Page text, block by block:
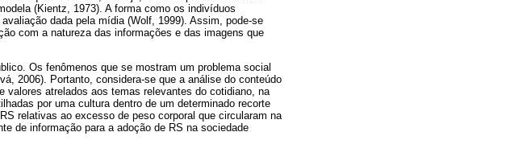
(Kientz, 1973). A forma como os indivíduos
dada pela mídia (Wolf, 1999). Assim, pode-se
com a natureza das informações e das imagens que
Os fenômenos que se mostram um problema social
2006). Portanto, considera-se que a análise do conteúdo
valores atrelados aos temas relevantes do cotidiano, na
por uma cultura dentro de um determinado recorte
relativas ao excesso de peso corporal que circularam na
de informação para a adoção de RS na sociedade